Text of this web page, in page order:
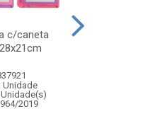
c/caneta
Unidade
Unidade(s)
2019